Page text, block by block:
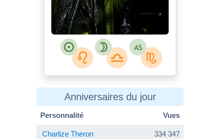
Anniversaires du jour
Personnalité Vues
Charlize Theron 334 347